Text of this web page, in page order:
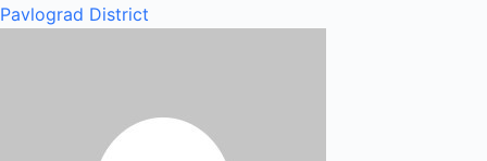
Pavlograd District